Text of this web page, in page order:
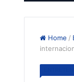
Home /